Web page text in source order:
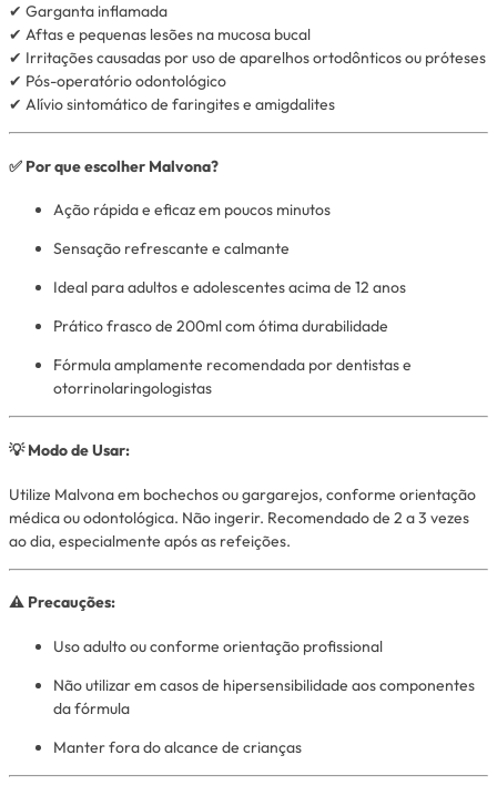
✔ Garganta inflamada
✔ Aftas e pequenas lesões na mucosa bucal
✔ Irritações causadas por uso de aparelhos ortodônticos ou próteses
✔ Pós-operatório odontológico
✔ Alívio sintomático de faringites e amigdalites
✅ Por que escolher Malvona?
Ação rápida e eficaz em poucos minutos
Sensação refrescante e calmante
Ideal para adultos e adolescentes acima de 12 anos
Prático frasco de 200ml com ótima durabilidade
Fórmula amplamente recomendada por dentistas e
otorrinolaringologistas
💡 Modo de Usar:
Utilize Malvona em bochechos ou gargarejos, conforme orientação
médica ou odontológica. Não ingerir. Recomendado de 2 a 3 vezes
ao dia, especialmente após as refeições.
⚠️ Precauções:
Uso adulto ou conforme orientação profissional
Não utilizar em casos de hipersensibilidade aos componentes
da fórmula
Manter fora do alcance de crianças